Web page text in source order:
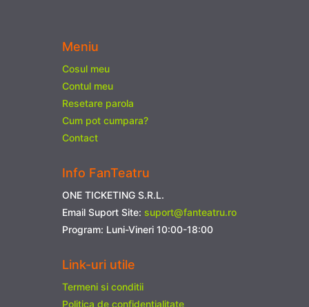
Meniu
Cosul meu
Contul meu
Resetare parola
Cum pot cumpara?
Contact
Info FanTeatru
ONE TICKETING S.R.L.
Email Suport Site: suport@fanteatru.ro
Program: Luni-Vineri 10:00-18:00
Link-uri utile
Termeni si conditii
Politica de confidentialitate